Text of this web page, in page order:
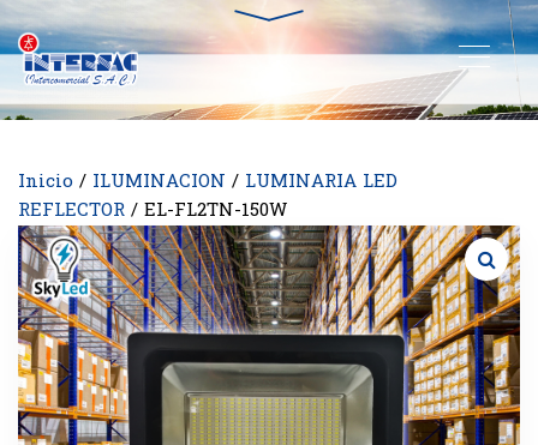
Inicio / ILUMINACION / LUMINARIA LED
REFLECTOR/ EL-FL2TN-150W